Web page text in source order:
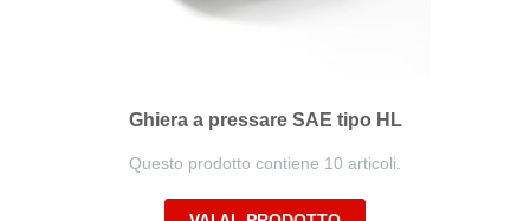
Ghiera a pressare SAE tipo HL
Questo prodotto contiene 10 articoli.